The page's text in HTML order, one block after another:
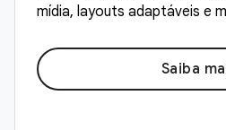
mídia, layouts adaptáveis e
Saiba